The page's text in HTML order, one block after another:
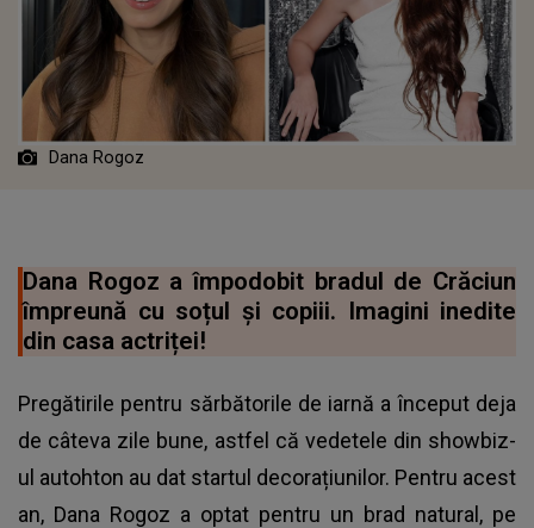
Dana Rogoz
Dana Rogoz a împodobit bradul de Crăciun
împreună cu soțul și copiii. Imagini inedite
din casa actriței!
Pregătirile pentru sărbătorile de iarnă a început deja
de câteva zile bune, astfel că vedetele din showbiz-
ul autohton au dat startul decorațiunilor. Pentru acest
an, Dana Rogoz a optat pentru un brad natural, pe